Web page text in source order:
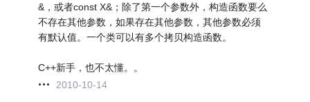
&，或者const X&；除了第一个参数外，构造函数要么
不存在其他参数，如果存在其他参数，其他参数必须
有默认值。一个类可以有多个拷贝构造函数。
C++新手，也不太懂。。
2010-10-14